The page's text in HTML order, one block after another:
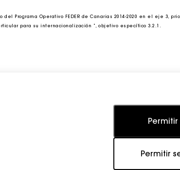
Programa Operativo FEDER de Canarias 2014-2020 en el eje 3,
para su internacionalización ”, objetivo específico 3.2.1.
Permitir